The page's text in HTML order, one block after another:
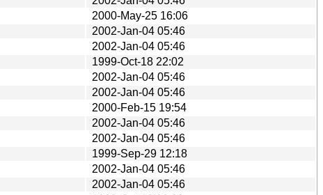
2000-May-25 16:06
2002-Jan-04 05:46
2002-Jan-04 05:46
1999-Oct-18 22:02
2002-Jan-04 05:46
2002-Jan-04 05:46
2000-Feb-15 19:54
2002-Jan-04 05:46
2002-Jan-04 05:46
1999-Sep-29 12:18
2002-Jan-04 05:46
2002-Jan-04 05:46